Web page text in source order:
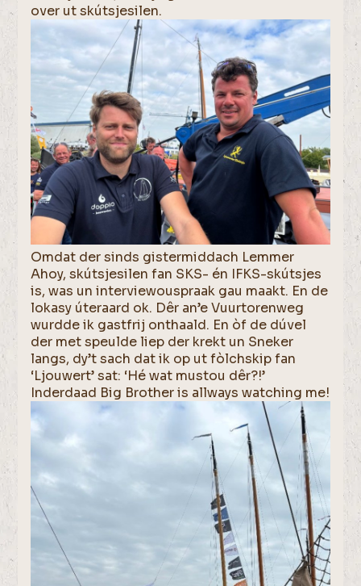
over ut skútsjesilen.
Omdat der sinds gistermiddach Lemmer
Ahoy, skútsjesilen fan SKS- én IFKS-skútsjes
is, was un interviewouspraak gau maakt. En de
lokasy úteraard ok. Dêr an’e Vuurtorenweg
wurdde ik gastfrij onthaald. En òf de dúvel
der met speulde liep der krekt un Sneker
langs, dy’t sach dat ik op ut fòlchskip fan
‘Ljouwert’ sat: ‘Hé wat mustou dêr?!’
Inderdaad Big Brother is allways watching me!